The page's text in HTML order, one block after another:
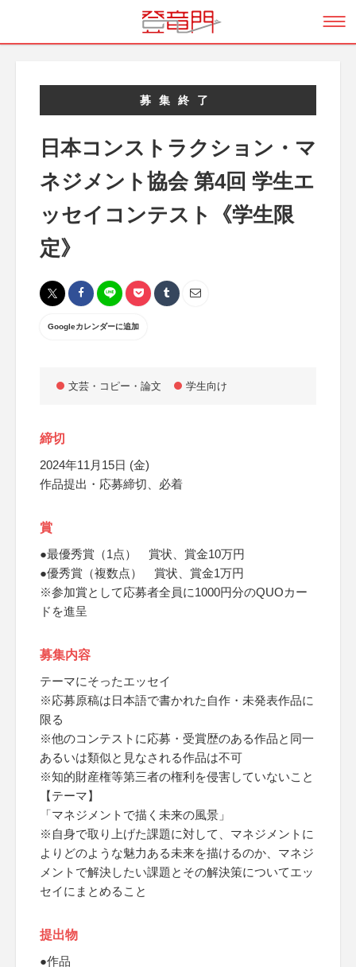
募集終了
日本コンストラクション・マ
ネジメント協会 第4回 学生エ
ッセイコンテスト《学生限
定》
Googleカレンダーに追加
文芸・コピー・論文 学生向け
締切
2024年11月15日 (金)
作品提出・応募締切、必着
賞
●最優秀賞（1点） 賞状、賞金10万円
●優秀賞（複数点） 賞状、賞金1万円
※参加賞として応募者全員に1000円分のQUOカー
ドを進呈
募集内容
テーマにそったエッセイ
※応募原稿は日本語で書かれた自作・未発表作品に
限る
※他のコンテストに応募・受賞歴のある作品と同一
あるいは類似と見なされる作品は不可
※知的財産権等第三者の権利を侵害していないこと
【テーマ】
「マネジメントで描く未来の風景」
※自身で取り上げた課題に対して、マネジメントに
よりどのような魅力ある未来を描けるのか、マネジ
メントで解決したい課題とその解決策についてエッ
セイにまとめること
提出物
●作品